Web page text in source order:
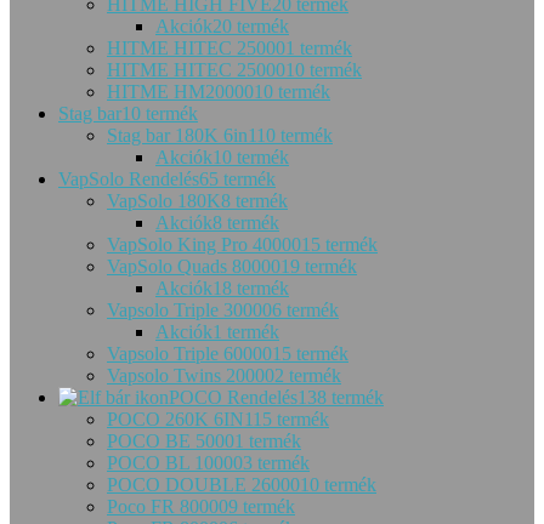
Akciók20 termék
HITME HITEC 250001 termék
HITME HITEC 2500010 termék
HITME HM2000010 termék
Stag bar10 termék
Stag bar 180K 6in110 termék
Akciók10 termék
VapSolo Rendelés65 termék
VapSolo 180K8 termék
Akciók8 termék
VapSolo King Pro 4000015 termék
VapSolo Quads 8000019 termék
Akciók18 termék
Vapsolo Triple 300006 termék
Akciók1 termék
Vapsolo Triple 6000015 termék
Vapsolo Twins 200002 termék
POCO Rendelés138 termék
POCO 260K 6IN115 termék
POCO BE 50001 termék
POCO BL 100003 termék
POCO DOUBLE 2600010 termék
Poco FR 800009 termék